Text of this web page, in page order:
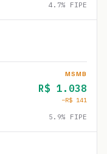
4.7% FIPE
MSMB
R$ 1.038
−R$ 141
5.9% FIPE